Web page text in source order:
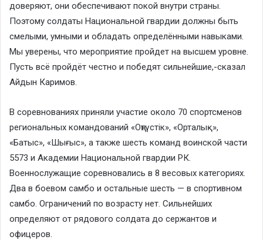
доверяют, они обеспечивают покой внутри страны.
Поэтому солдаты Национальной гвардии должны быть
смелыми, умными и обладать определёнными навыками.
Мы уверены, что мероприятие пройдет на высшем уровне.
Пусть всё пройдёт честно и победят сильнейшие,-сказал
Айдын Каримов.
В соревнованиях приняли участие около 70 спортсменов
региональных командований «Оңтүстік», «Орталық»,
«Батыс», «Шығыс», а также шесть команд воинской части
5573 и Академии Национальной гвардии РК.
Военнослужащие соревновались в 8 весовых категориях.
Два в боевом самбо и остальные шесть — в спортивном
самбо. Ограничений по возрасту нет. Сильнейших
определяют от рядового солдата до сержантов и
офицеров.